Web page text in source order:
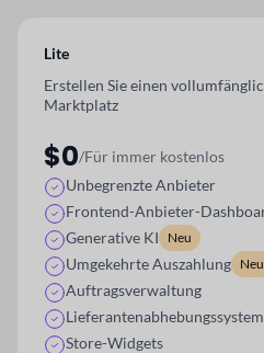
Lite
Erstellen Sie einen
Marktplatz
$0/Für immer kostenlos
Unbegrenzte Anbieter
Frontend-Anbieter-
Generative KI
Neu
Umgekehrte Auszahlung Neu
Auftragsverwaltung
Lieferantenabhebungssystem
Store-Widgets